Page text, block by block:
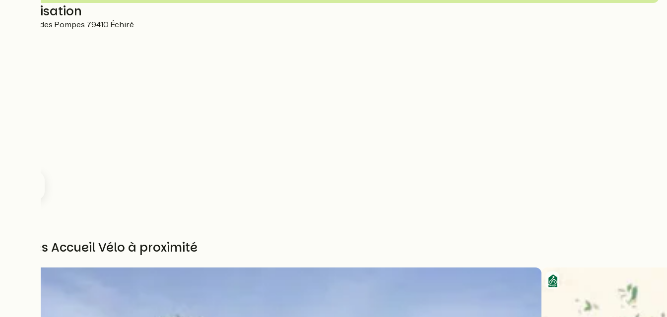
Localisation
10 Place des Pompes 79410 Échiré
Autres Accueil Vélo à proximité